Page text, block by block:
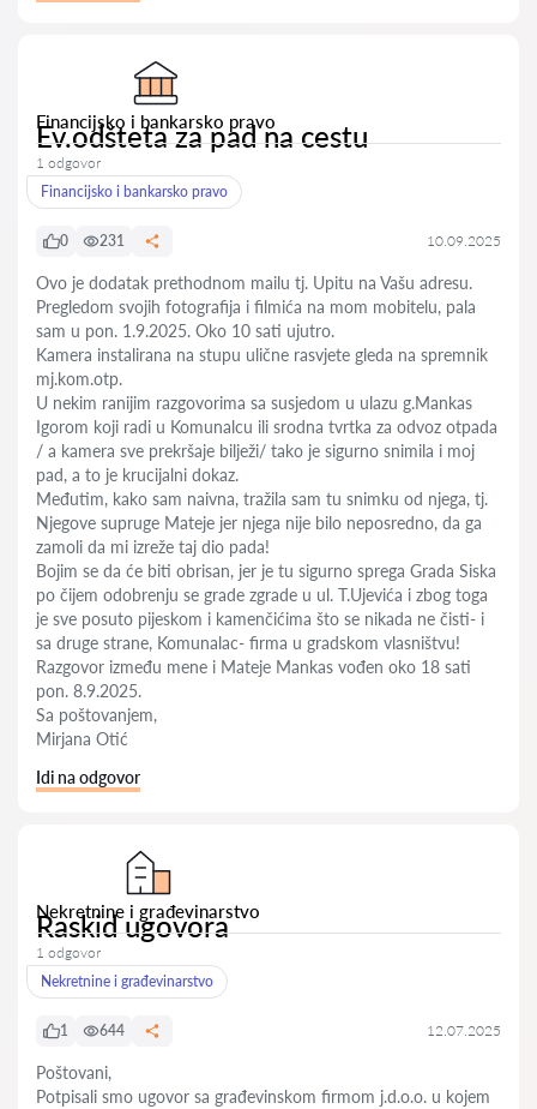
Financijsko i bankarsko pravo
Ev.odšteta za pad na cestu
1 odgovor
Financijsko i bankarsko pravo
0 231 10.09.2025
Ovo je dodatak prethodnom mailu tj. Upitu na Vašu adresu.
Pregledom svojih fotografija i filmića na mom mobitelu, pala
sam u pon. 1.9.2025. Oko 10 sati ujutro.
Kamera instalirana na stupu ulične rasvjete gleda na spremnik
mj.kom.otp.
U nekim ranijim razgovorima sa susjedom u ulazu g.Mankas
Igorom koji radi u Komunalcu ili srodna tvrtka za odvoz otpada
/ a kamera sve prekršaje bilježi/ tako je sigurno snimila i moj
pad, a to je krucijalni dokaz.
Međutim, kako sam naivna, tražila sam tu snimku od njega, tj.
Njegove supruge Mateje jer njega nije bilo neposredno, da ga
zamoli da mi izreže taj dio pada!
Bojim se da će biti obrisan, jer je tu sigurno sprega Grada Siska
po čijem odobrenju se grade zgrade u ul. T.Ujevića i zbog toga
je sve posuto pijeskom i kamenčićima što se nikada ne čisti- i
sa druge strane, Komunalac- firma u gradskom vlasništvu!
Razgovor između mene i Mateje Mankas vođen oko 18 sati
pon. 8.9.2025.
Sa poštovanjem,
Mirjana Otić
Idi na odgovor
Nekretnine i građevinarstvo
Raskid ugovora
1 odgovor
Nekretnine i građevinarstvo
1 644 12.07.2025
Poštovani,
Potpisali smo ugovor sa građevinskom firmom j.d.o.o. u kojem